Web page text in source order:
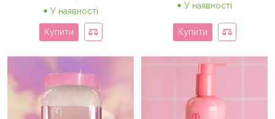
У наявності
Купити
У наявності
Купити